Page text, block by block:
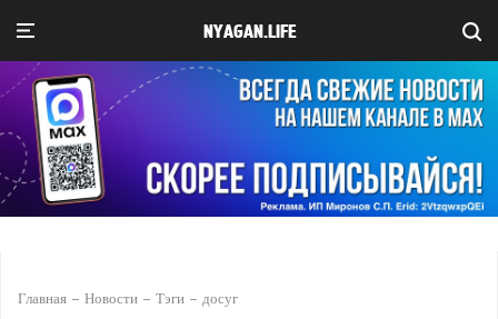
NYAGAN.LIFE
Главная Новости Тэги досуг